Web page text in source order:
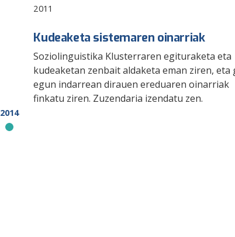
2011
Kudeaketa sistemaren oinarriak
Soziolinguistika Klusterraren egituraketa eta
kudeaketan zenbait aldaketa eman ziren, eta
egun indarrean dirauen ereduaren oinarriak
finkatu ziren. Zuzendaria izendatu zen.
2014